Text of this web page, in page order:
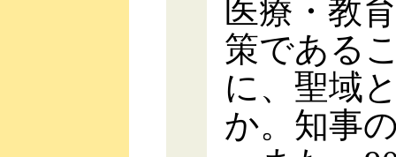
医療・教
策である
に、聖域
か。知事